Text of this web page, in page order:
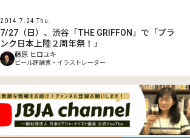
2014.7.24 Thu.
7/27（日）、渋谷「THE GRIFFON」で「プラ
ンク日本上陸２周年祭！」
藤原 ヒロユキ
ビール評論家・イラストレーター